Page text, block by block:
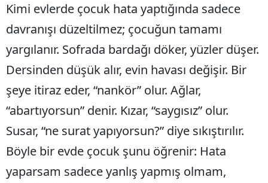
İstanbul
İzmir
Kars
Kastamonu
Kayseri
Kırklareli
Kırşehir
Kimi evlerde çocuk hata yaptığında sadece
davranışı düzeltilmez; çocuğun tamamı
yargılanır. Sofrada bardağı döker, yüzler düşer.
Dersinden düşük alır, evin havası değişir. Bir
şeye itiraz eder, “nankör” olur. Ağlar,
“abartıyorsun” denir. Kızar, “saygısız” olur.
Susar, “ne surat yapıyorsun?” diye sıkıştırılır.
Böyle bir evde çocuk şunu öğrenir: Hata
yaparsam sadece yanlış yapmış olmam,